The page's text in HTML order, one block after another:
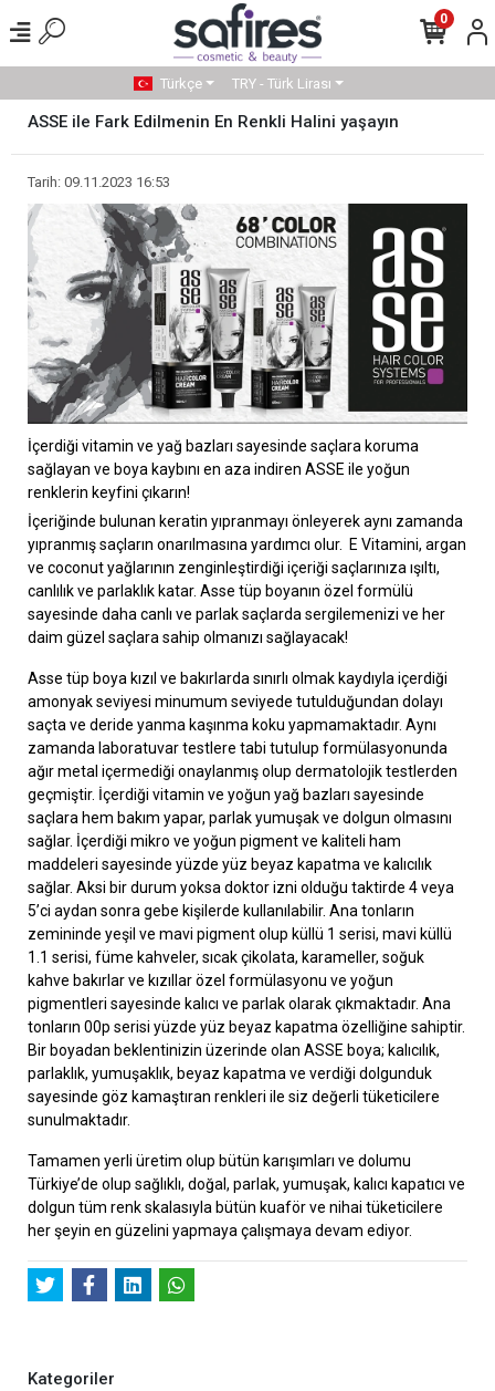
0
Türkçe TRY - Türk Lirası
ASSE ile Fark Edilmenin En Renkli Halini yaşayın
Tarih: 09.11.2023 16:53
İçerdiği vitamin ve yağ bazları sayesinde saçlara koruma
sağlayan ve boya kaybını en aza indiren ASSE ile yoğun
renklerin keyfini çıkarın!
İçeriğinde bulunan keratin yıpranmayı önleyerek aynı zamanda
yıpranmış saçların onarılmasına yardımcı olur. E Vitamini, argan
ve coconut yağlarının zenginleştirdiği içeriği saçlarınıza ışıltı,
canlılık ve parlaklık katar. Asse tüp boyanın özel formülü
sayesinde daha canlı ve parlak saçlarda sergilemenizi ve her
daim güzel saçlara sahip olmanızı sağlayacak!
Asse tüp boya kızıl ve bakırlarda sınırlı olmak kaydıyla içerdiği
amonyak seviyesi minumum seviyede tutulduğundan dolayı
saçta ve deride yanma kaşınma koku yapmamaktadır. Aynı
zamanda laboratuvar testlere tabi tutulup formülasyonunda
ağır metal içermediği onaylanmış olup dermatolojik testlerden
geçmiştir. İçerdiği vitamin ve yoğun yağ bazları sayesinde
saçlara hem bakım yapar, parlak yumuşak ve dolgun olmasını
sağlar. İçerdiği mikro ve yoğun pigment ve kaliteli ham
maddeleri sayesinde yüzde yüz beyaz kapatma ve kalıcılık
sağlar. Aksi bir durum yoksa doktor izni olduğu taktirde 4 veya
5’ci aydan sonra gebe kişilerde kullanılabilir. Ana tonların
zemininde yeşil ve mavi pigment olup küllü 1 serisi, mavi küllü
1.1 serisi, füme kahveler, sıcak çikolata, karameller, soğuk
kahve bakırlar ve kızıllar özel formülasyonu ve yoğun
pigmentleri sayesinde kalıcı ve parlak olarak çıkmaktadır. Ana
tonların 00p serisi yüzde yüz beyaz kapatma özelliğine sahiptir.
Bir boyadan beklentinizin üzerinde olan ASSE boya; kalıcılık,
parlaklık, yumuşaklık, beyaz kapatma ve verdiği dolgunduk
sayesinde göz kamaştıran renkleri ile siz değerli tüketicilere
sunulmaktadır.
Tamamen yerli üretim olup bütün karışımları ve dolumu
Türkiye’de olup sağlıklı, doğal, parlak, yumuşak, kalıcı kapatıcı ve
dolgun tüm renk skalasıyla bütün kuaför ve nihai tüketicilere
her şeyin en güzelini yapmaya çalışmaya devam ediyor.
Kategoriler